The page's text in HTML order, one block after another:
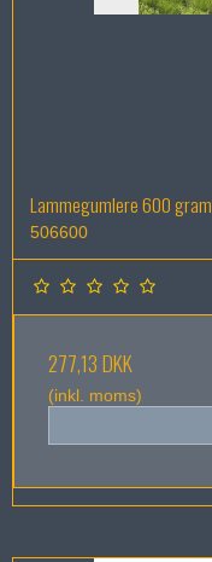
Lammegumlere 600 gram
506600
277,13 DKK
(inkl. moms)